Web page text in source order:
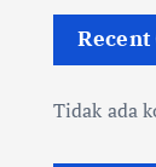
Recent
Tidak ada